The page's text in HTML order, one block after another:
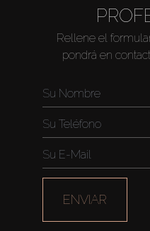
Alquilar
Venta
Sobre Plano
Rellene el
pondrá en
ENVIAR